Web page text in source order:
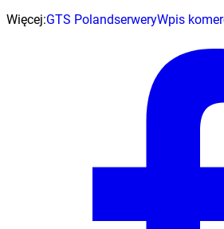
Więcej:GTS PolandserweryWpis